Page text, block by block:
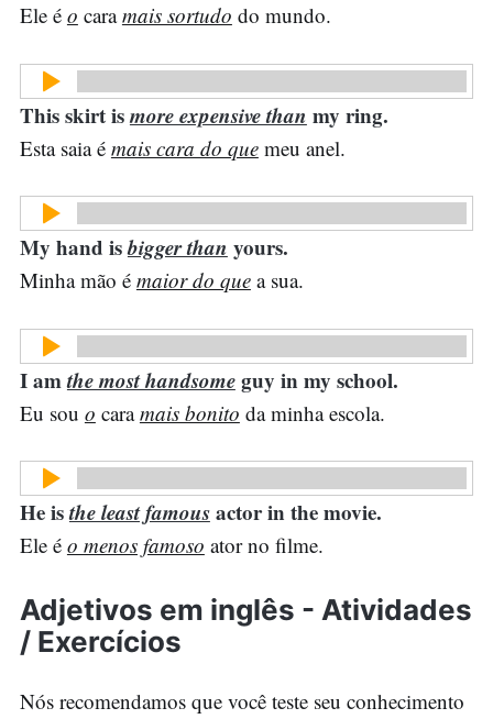
Ele é o caramais sortudo do mundo.
This skirt ismore expensive than my ring.
Esta saia é mais cara do quemeu anel.
My hand isbigger than yours.
Minha mão é maior do quea sua.
I amthe most handsomeguy in my school.
Eu sou o caramais bonito da minha escola.
He isthe least famousactor in the movie.
Ele é o menos famoso ator no filme.
Adjetivos em inglês - Atividades
/ Exercícios
Nós recomendamos que você teste seu conhecimento